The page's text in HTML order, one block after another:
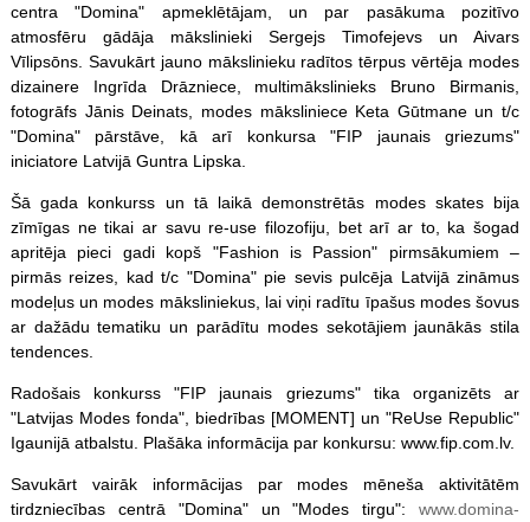
centra "Domina" apmeklētājam, un par pasākuma pozitīvo
atmosfēru gādāja mākslinieki Sergejs Timofejevs un Aivars
Vīlipsōns. Savukārt jauno mākslinieku radītos tērpus vērtēja modes
dizainere Ingrīda Drāzniece, multimākslinieks Bruno Birmanis,
fotogrāfs Jānis Deinats, modes māksliniece Keta Gūtmane un t/c
"Domina" pārstāve, kā arī konkursa "FIP jaunais griezums"
iniciatore Latvijā Guntra Lipska.
Šā gada konkurss un tā laikā demonstrētās modes skates bija
zīmīgas ne tikai ar savu re-use filozofiju, bet arī ar to, ka šogad
apritēja pieci gadi kopš "Fashion is Passion" pirmsākumiem –
pirmās reizes, kad t/c "Domina" pie sevis pulcēja Latvijā zināmus
modeļus un modes māksliniekus, lai viņi radītu īpašus modes šovus
ar dažādu tematiku un parādītu modes sekotājiem jaunākās stila
tendences.
Radošais konkurss "FIP jaunais griezums" tika organizēts ar
"Latvijas Modes fonda", biedrības [MOMENT] un "ReUse Republic"
Igaunijā atbalstu. Plašāka informācija par konkursu: www.fip.com.lv.
Savukārt vairāk informācijas par modes mēneša aktivitātēm
tirdzniecības centrā "Domina" un "Modes tirgu":www.domina-